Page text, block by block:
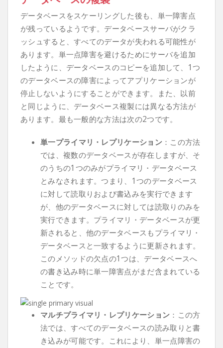
データベースをスケーリングした後も、単一障害点
が残っているようです。データベースサーバがクラ
ッシュすると、すべてのデータが失われる可能性が
あります。単一点障害を避けるためにサーバを追加
したように、データベースのコピーを追加して、1つ
のデータベースの障害によってアプリケーションが
停止しないようにすることができます。また、以前
と同じように、データベース複製には異なる方法が
あります。最も一般的な方法は次の2つです。
単一プライマリ・レプリケーション：この方法
では、複数のデータベースが存在しますが、そ
のうちの1つのみがプライマリ・データベース
とみなされます。つまり、1つのデータベース
に対して読取りおよび書込みを実行できます
が、他のデータベースに対しては読取りのみを
実行できます。プライマリ・データベースが更
新されると、他のデータベースもプライマリ・
データベースと一致するように更新されます。
このメソッドの欠点の1つは、データベースへ
の書き込み時に単一障害点がまだ含まれている
ことです。
マルチプライマリ・レプリケーション ：この方
法では、すべてのデータベースの読み取りと書
き込みが可能です。これにより、単一点障害の